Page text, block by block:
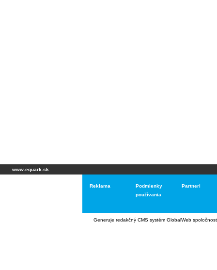
www.equark.sk
Reklama
Podmienky
používania
Partneri
Generuje redakčný CMS systém GlobalWeb